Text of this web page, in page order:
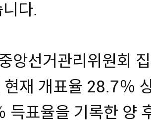
다.
앙선거관리위원회
재 개표율 28.7％
득표율을 기록한 양